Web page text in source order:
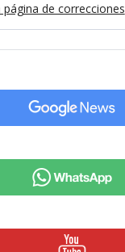
página de correcciones